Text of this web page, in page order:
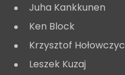
Juha Kankkunen
Ken Block
Krzysztof Hołowczyc
Leszek Kuzaj